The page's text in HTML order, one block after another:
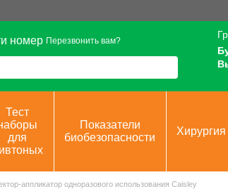
номер Перезвонить вам?
Тест
для
Показатели
биобезопасности
Хирургия
аппликатор одноразового использования Caisley